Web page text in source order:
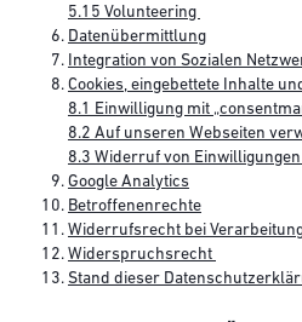
5.15 Volunteering
Datenübermittlung
Integration von Sozialen
Cookies, eingebettete Inhalte
8.1 Einwilligung mit
8.2 Auf unseren Webseiten
8.3 Widerruf von
Google Analytics
Betroffenenrechte
Widerrufsrecht bei
Widerspruchsrecht
Stand dieser